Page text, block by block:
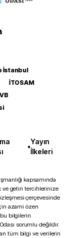
İstanbul
İTOSAM
•
Yayın
İlkeleri
kapsamında
ve getiri tercihlerinize
çerçevesinde
azami özen
bilgilerin
sorumlu değildir.
tüm bilgi ve verilerin